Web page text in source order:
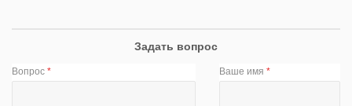
Задать вопрос
Вопрос * Ваше имя*